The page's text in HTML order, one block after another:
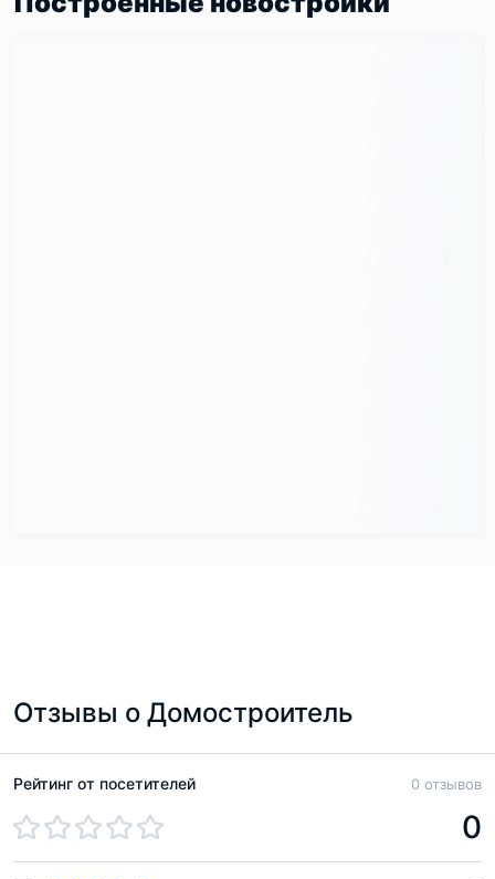
Отзывы о Домостроитель
Рейтинг от посетителей 0 отзывов
0